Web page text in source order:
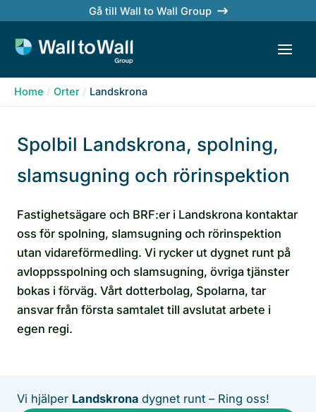
content
Gå till Wall to Wall Group
Home Orter Landskrona
Spolbil Landskrona, spolning,
slamsugning och rörinspektion
Fastighetsägare och BRF:er i Landskrona kontaktar
oss för spolning, slamsugning och rörinspektion
utan vidareförmedling. Vi rycker ut dygnet runt på
avloppsspolning och slamsugning, övriga tjänster
bokas i förväg. Vårt dotterbolag, Spolarna, tar
ansvar från första samtalet till avslutat arbete i
egen regi.
Vi hjälper Landskrona dygnet runt – Ring oss!